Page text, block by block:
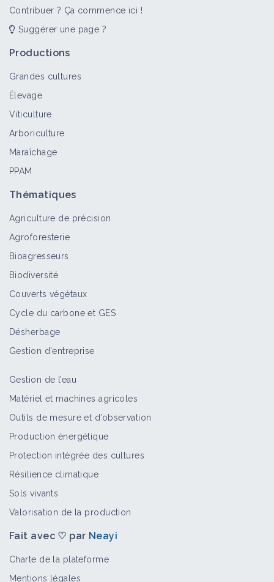
Combinaison de leviers alternatifs
Taille tardive de la vigne
Contribuer ? Ça commence ici !
Suggérer une page ?
Productions
Grandes cultures
Élevage
Viticulture
Arboriculture
Maraîchage
PPAM
Thématiques
Agriculture de précision
Agroforesterie
Bioagresseurs
Biodiversité
Couverts végétaux
Cycle du carbone et GES
Désherbage
Gestion d'entreprise
Gestion de l’eau
Matériel et machines agricoles
Outils de mesure et d’observation
Production énergétique
Protection intégrée des cultures
Résilience climatique
Sols vivants
Valorisation de la production
Fait avec ♡ par Neayi
Charte de la plateforme
Mentions légales